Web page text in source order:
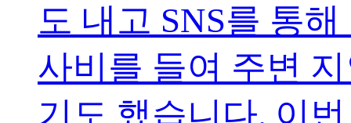
도 내고 SNS를 통
사비를 들여 주변
기도 했습니다. 이